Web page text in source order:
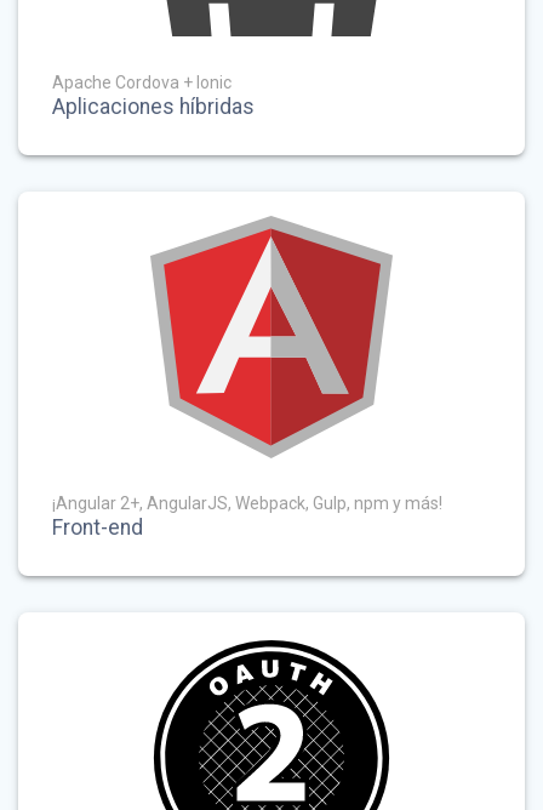
Apache Cordova + Ionic
Aplicaciones híbridas
¡Angular 2+, AngularJS, Webpack, Gulp, npm y más!
Front-end